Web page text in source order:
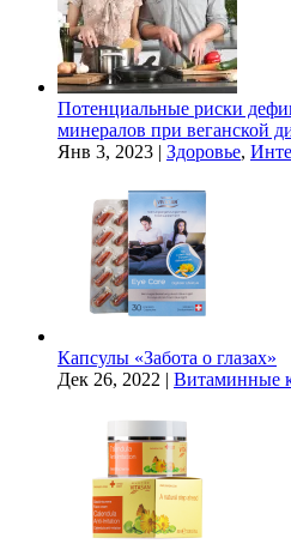
Потенциальные риски
минералов при веганской
Янв 3, 2023 | Здоровье,
Капсулы «Забота о глазах»
Дек 26, 2022 | Витаминные